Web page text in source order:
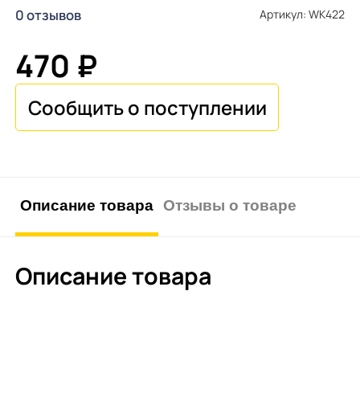
0 отзывов Артикул: WK422
470 ₽
Описание товара Отзывы о товаре
Описание товара